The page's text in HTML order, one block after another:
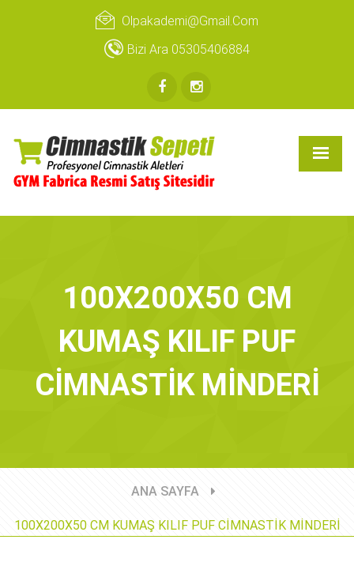
Olpakademi@gmail.com
Bizi Ara 05305406884
100X200X50 CM
KUMAŞ KILIF PUF
CİMNASTİK MİNDERİ
ANA SAYFA
100X200X50 CM KUMAŞ KILIF PUF CİMNASTİK MİNDERİ